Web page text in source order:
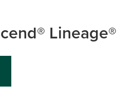
Lineage®